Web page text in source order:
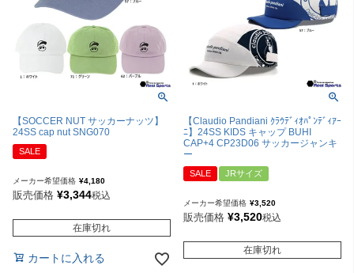
【SOCCER NUT サッカーナッツ】
24SS cap nut SNG070
SALE
メーカー希望価格 ¥4,180
販売価格 ¥3,344税込
在庫切れ
カートに入れる
【Claudio Pandiani ｸﾗｳﾃﾞｨｵﾊﾟﾝﾃﾞｨｱｰ
ﾆ】24SS KIDS キャップ BUHI
CAP+4 CP23D06 サッカージャンキ
ー
SALE JRサイズ
メーカー希望価格 ¥3,520
販売価格 ¥3,520税込
在庫切れ